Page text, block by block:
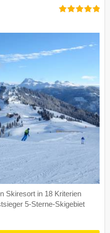
Skiresort in 18 Kriterien
5-Sterne-Skigebiet